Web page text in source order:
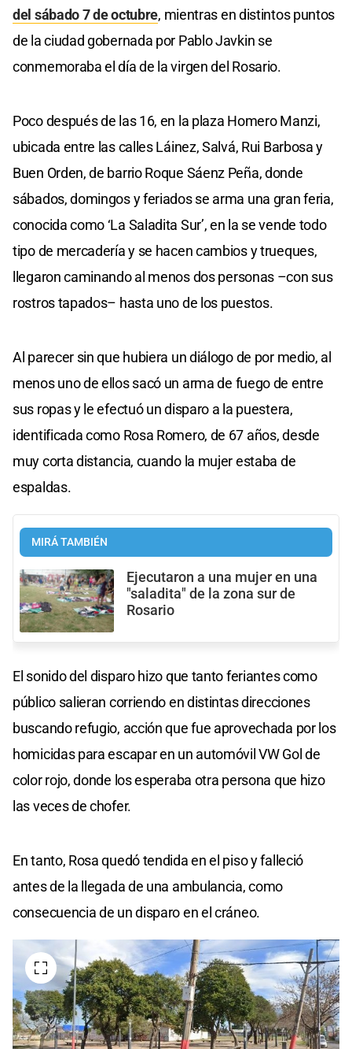
del sábado 7 de octubre, mientras en distintos puntos
de la ciudad gobernada por Pablo Javkin se
conmemoraba el día de la virgen del Rosario.
Poco después de las 16, en la plaza Homero Manzi,
ubicada entre las calles Láinez, Salvá, Rui Barbosa y
Buen Orden, de barrio Roque Sáenz Peña, donde
sábados, domingos y feriados se arma una gran feria,
conocida como ‘La Saladita Sur’, en la se vende todo
tipo de mercadería y se hacen cambios y trueques,
llegaron caminando al menos dos personas –con sus
rostros tapados– hasta uno de los puestos.
Al parecer sin que hubiera un diálogo de por medio, al
menos uno de ellos sacó un arma de fuego de entre
sus ropas y le efectuó un disparo a la puestera,
identificada como Rosa Romero, de 67 años, desde
muy corta distancia, cuando la mujer estaba de
espaldas.
MIRÁ TAMBIÉN
Ejecutaron a una mujer en una
"saladita" de la zona sur de
Rosario
El sonido del disparo hizo que tanto feriantes como
público salieran corriendo en distintas direcciones
buscando refugio, acción que fue aprovechada por los
homicidas para escapar en un automóvil VW Gol de
color rojo, donde los esperaba otra persona que hizo
las veces de chofer.
En tanto, Rosa quedó tendida en el piso y falleció
antes de la llegada de una ambulancia, como
consecuencia de un disparo en el cráneo.